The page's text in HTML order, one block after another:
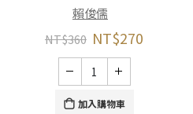
賴俊儒
NT$360 NT$270
加入購物車